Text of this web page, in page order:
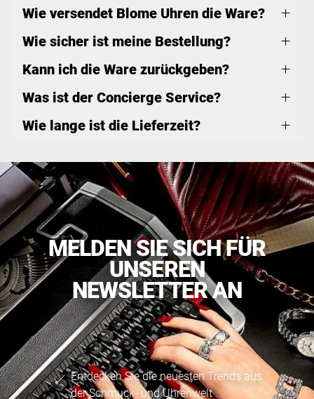
Wie versendet Blome Uhren die Ware?
Wie sicher ist meine Bestellung?
Kann ich die Ware zurückgeben?
Was ist der Concierge Service?
Wie lange ist die Lieferzeit?
MELDEN SIE SICH FÜR
UNSEREN
NEWSLETTER AN
Entdecken Sie die neuesten Trends aus
der Schmuck- und Uhrenwelt